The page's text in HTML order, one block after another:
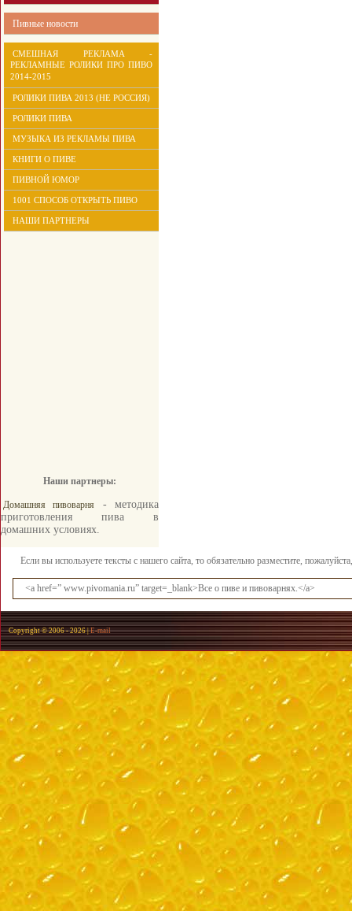
Пивные новости
СМЕШНАЯ РЕКЛАМА -
РЕКЛАМНЫЕ РОЛИКИ ПРО ПИВО
2014-2015
РОЛИКИ ПИВА 2013 (НЕ РОССИЯ)
РОЛИКИ ПИВА
МУЗЫКА ИЗ РЕКЛАМЫ ПИВА
КНИГИ О ПИВЕ
ПИВНОЙ ЮМОР
1001 СПОСОБ ОТКРЫТЬ ПИВО
НАШИ ПАРТНЕРЫ
Наши партнеры:
Домашняя пивоварня
- методика
приготовления пива в
домашних условиях.
Если вы используете тексты с нашего сайта, то обязательно разместите,
<a href=” www.pivomania.ru” target=_blank>Все о пиве и пивоварнях.</a>
Copyright © 2006 -2026 |E-mail